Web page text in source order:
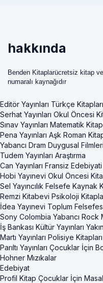
hakkında
Benden Kitaplarücretsiz kitap
numaralı kaynağıdır
Editör Yayınları Türkçe Kitapları
Serhat Yayınları Okul Öncesi
Sınav Yayınları Matematik
Pena Yayınları Aşk Roman
Yabancı Dram Duygusal Filmleri
Tudem Yayınları Araştırma
Can Yayınları Fransiz Edebiyati
Hobi Yayınevi Okul Öncesi
Sel Yayıncılık Felsefe Kaynak
Remzi Kitabevi Psikoloji
İdea Yayınevi Toplum
Sony Colombia Yabancı Rock
İş Bankası Kültür Yayınları
Martı Yayınları Polisiye Kitapları
Parıltı Yayınları Çocuklar İçin
Hohner Mızıkalar
Edebiyat
Profil Kitap Çocuklar İçin